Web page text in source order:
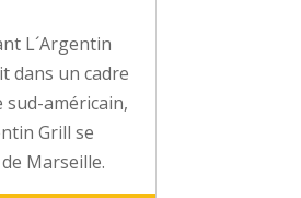
L´Argentin
dans un cadre
américain,
Grill se
Marseille.